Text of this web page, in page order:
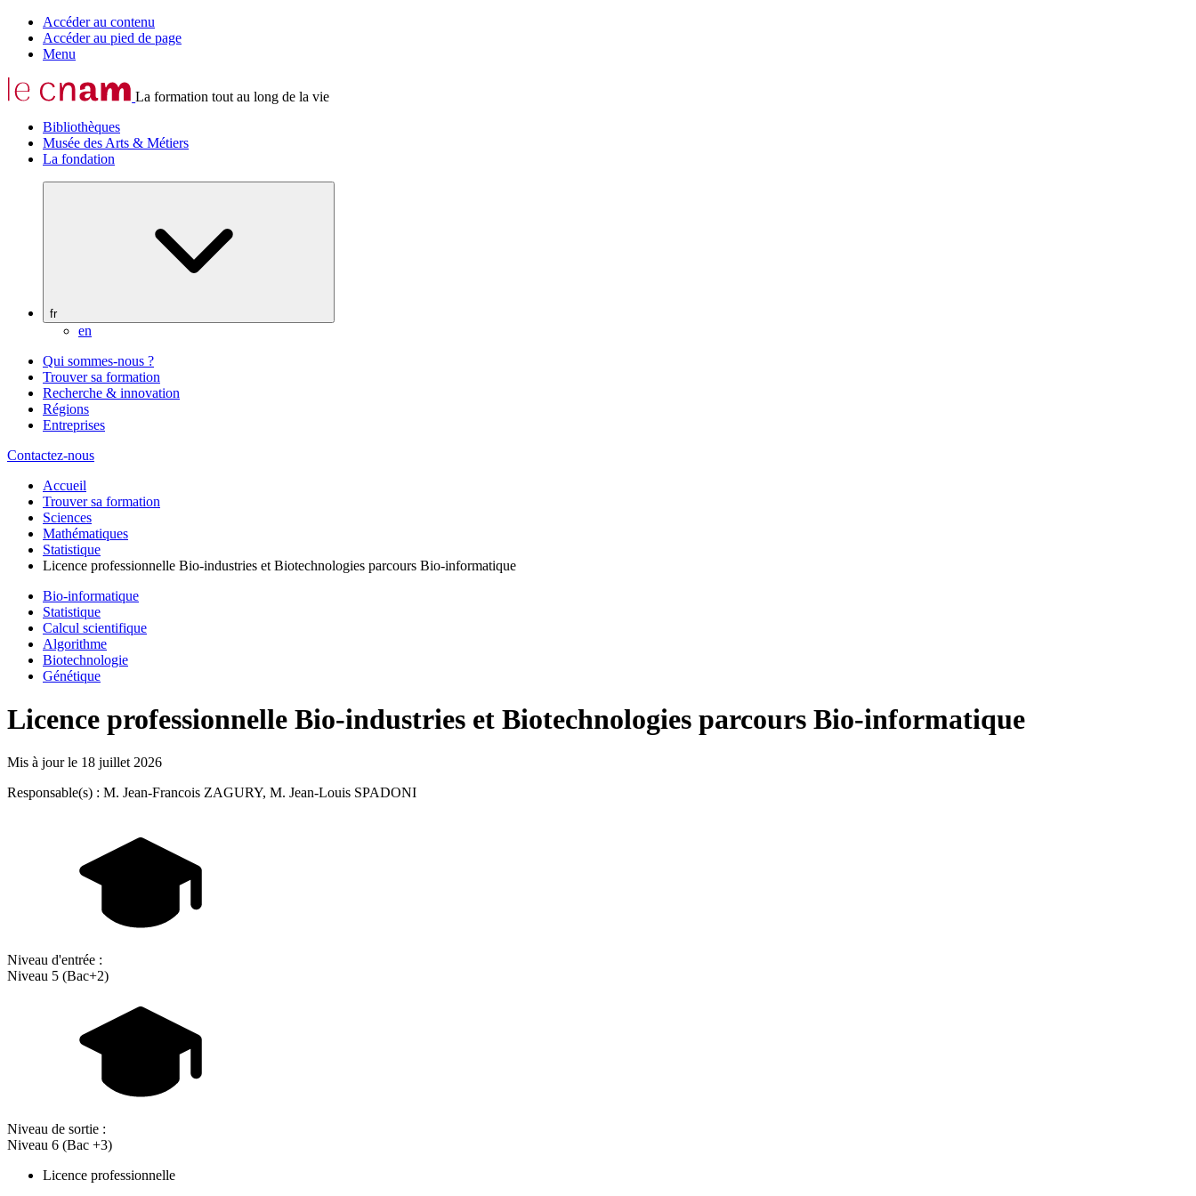
Accéder au contenu
Accéder au pied de page
Menu
La formation tout au long de la vie
Bibliothèques
Musée des Arts & Métiers
La fondation
fr
en
Qui sommes-nous ?
Trouver sa formation
Recherche & innovation
Régions
Entreprises
Contactez-nous
Accueil
Trouver sa formation
Sciences
Mathématiques
Statistique
Licence professionnelle Bio-industries et Biotechnologies parcours Bio-informatique
Bio-informatique
Statistique
Calcul scientifique
Algorithme
Biotechnologie
Génétique
Licence professionnelle Bio-industries et Biotechnologies parcours Bio-informatique
Mis à jour le 18 juillet 2026
Responsable(s) : M. Jean-Francois ZAGURY, M. Jean-Louis SPADONI
Niveau d'entrée :
Niveau 5 (Bac+2)
Niveau de sortie :
Niveau 6 (Bac +3)
Licence professionnelle